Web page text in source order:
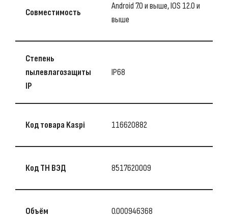
Совместимость
Android 7.0 и выше, IOS 12.0 и
выше
Степень
пылевлагозащиты
IP
IP68
Код товара Kaspi 116620882
Код ТН ВЭД 8517620009
Объём 0.000946368